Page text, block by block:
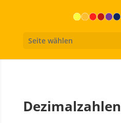
Seite wählen
Dezimalzahlen